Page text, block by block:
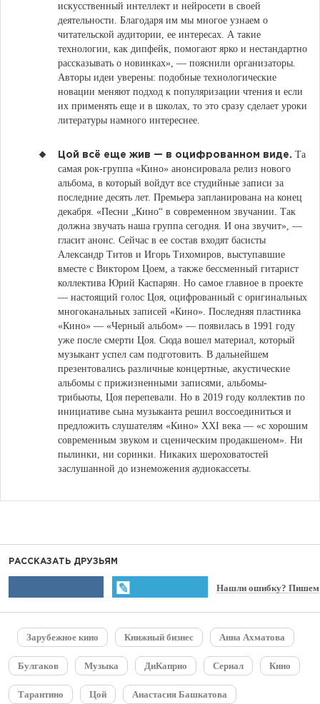
искусственный интеллект и нейросети в своей
деятельности. Благодаря им мы многое узнаем о
читательской аудитории, ее интересах. А такие
технологии, как дипфейк, помогают ярко и нестандартно
рассказывать о новинках», — пояснили организаторы.
Авторы идеи уверены: подобные технологические
новации меняют подход к популяризации чтения и если
их применять еще и в школах, то это сразу сделает уроки
литературы намного интереснее.
Цой всё еще жив — в оцифрованном виде. Та
самая рок-группа «Кино» анонсировала релиз нового
альбома, в который войдут все студийные записи за
последние десять лет. Премьера запланирована на конец
декабря. «Песни „Кино“ в современном звучании. Так
должна звучать наша группа сегодня. И она звучит», —
гласит анонс. Сейчас в ее состав входят басисты
Александр Титов и Игорь Тихомиров, выступавшие
вместе с Виктором Цоем, а также бессменный гитарист
коллектива Юрий Каспарян. Но самое главное в проекте
— настоящий голос Цоя, оцифрованный с оригинальных
многоканальных записей «Кино». Последняя пластинка
«Кино» — «Черный альбом» — появилась в 1991 году
уже после смерти Цоя. Сюда вошел материал, который
музыкант успел сам подготовить. В дальнейшем
презентовались различные концертные, акустические
альбомы с прижизненными записями, альбомы-
трибьюты, Цоя перепевали. Но в 2019 году коллектив по
инициативе сына музыканта решил воссоединиться и
предложить слушателям «Кино» XXI века — «с хорошим
современным звуком и сценическим продакшеном». Ни
пылинки, ни соринки. Никаких шероховатостей
заслушанной до изнеможения аудиокассеты.
РАССКАЗАТЬ ДРУЗЬЯМ
Нашли ошибку? Пишем
Зарубежное кино Книжный бизнес Анна Ахматова
Булгаков Музыка ДиКаприо Сериал Кино
Тарантино Цой Анастасия Башкатова